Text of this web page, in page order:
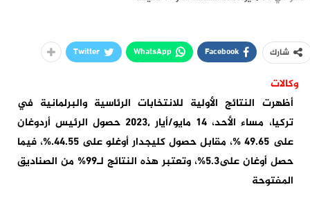
شارك Facebook
WhatsApp
Twitter
وكالات
أظهرت النتائج الأولية للانتخابات الرئاسية والبرلمانية في
تركيا، مساء الأحد، 14 مايو/أيار 2023٬ حصول الرئيس أردوغان
على 49.65 %، مقابل حصول كليجدار أوغلو على 44.55.%، فيما
حصل أوغان على5.3%، وتعتبر هذه النتائج لـ99% من الصناديق
المفتوحة